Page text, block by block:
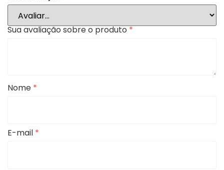
Sua avaliação sobre o produto*
Nome *
E-mail *